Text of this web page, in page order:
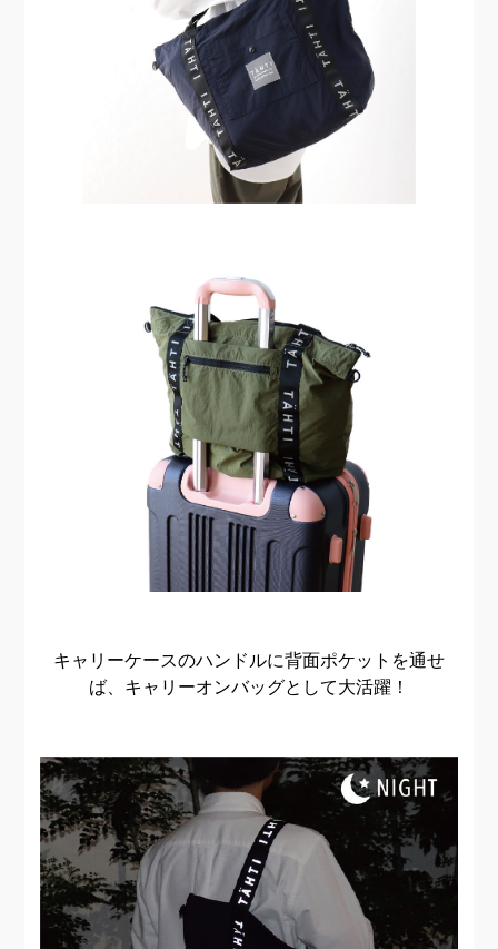
キャリーケースのハンドルに背面ポケットを通せ
ば、キャリーオンバッグとして大活躍！